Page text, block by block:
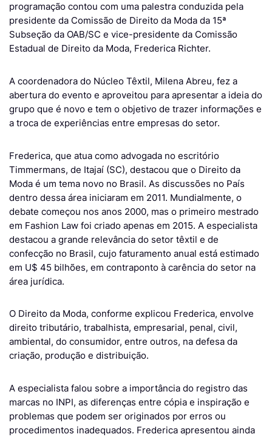
programação contou com uma palestra conduzida pela
presidente da Comissão de Direito da Moda da 15ª
Subseção da OAB/SC e vice-presidente da Comissão
Estadual de Direito da Moda, Frederica Richter.
A coordenadora do Núcleo Têxtil, Milena Abreu, fez a
abertura do evento e aproveitou para apresentar a ideia do
grupo que é novo e tem o objetivo de trazer informações e
a troca de experiências entre empresas do setor.
Frederica, que atua como advogada no escritório
Timmermans, de Itajaí (SC), destacou que o Direito da
Moda é um tema novo no Brasil. As discussões no País
dentro dessa área iniciaram em 2011. Mundialmente, o
debate começou nos anos 2000, mas o primeiro mestrado
em Fashion Law foi criado apenas em 2015. A especialista
destacou a grande relevância do setor têxtil e de
confecção no Brasil, cujo faturamento anual está estimado
em U$ 45 bilhões, em contraponto à carência do setor na
área jurídica.
O Direito da Moda, conforme explicou Frederica, envolve
direito tributário, trabalhista, empresarial, penal, civil,
ambiental, do consumidor, entre outros, na defesa da
criação, produção e distribuição.
A especialista falou sobre a importância do registro das
marcas no INPI, as diferenças entre cópia e inspiração e
problemas que podem ser originados por erros ou
procedimentos inadequados. Frederica apresentou ainda